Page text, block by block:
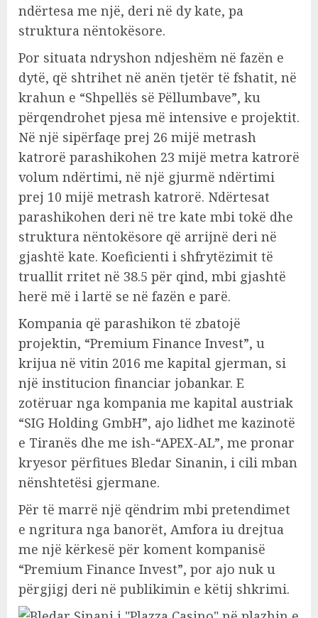
ndërtesa me një, deri në dy kate, pa
struktura nëntokësore.
Por situata ndryshon ndjeshëm në fazën e
dytë, që shtrihet në anën tjetër të fshatit, në
krahun e “Shpellës së Pëllumbave”, ku
përqendrohet pjesa më intensive e projektit.
Në një sipërfaqe prej 26 mijë metrash
katrorë parashikohen 23 mijë metra katrorë
volum ndërtimi, në një gjurmë ndërtimi
prej 10 mijë metrash katrorë. Ndërtesat
parashikohen deri në tre kate mbi tokë dhe
struktura nëntokësore që arrijnë deri në
gjashtë kate. Koeficienti i shfrytëzimit të
truallit rritet në 38.5 për qind, mbi gjashtë
herë më i lartë se në fazën e parë.
Kompania që parashikon të zbatojë
projektin, “Premium Finance Invest”, u
krijua në vitin 2016 me kapital gjerman, si
një institucion financiar jobankar. E
zotëruar nga kompania me kapital austriak
“SIG Holding GmbH”, ajo lidhet me kazinotë
e Tiranës dhe me ish-“APEX-AL”, me pronar
kryesor përfitues Bledar Sinanin, i cili mban
nënshtetësi gjermane.
Për të marrë një qëndrim mbi pretendimet
e ngritura nga banorët, Amfora iu drejtua
me një kërkesë për koment kompanisë
“Premium Finance Invest”, por ajo nuk u
përgjigj deri në publikimin e këtij shkrimi.